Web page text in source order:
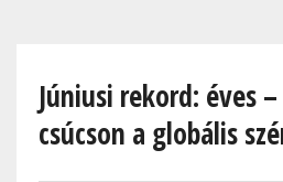
contentJúniusi rekord: éves
csúcson a globális